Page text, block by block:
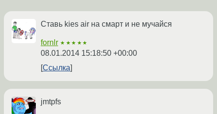
Ставь kies air на смарт и не мучайся
fornlr ★★★★★
08.01.2014 15:18:50 +00:00
Ссылка
jmtpfs